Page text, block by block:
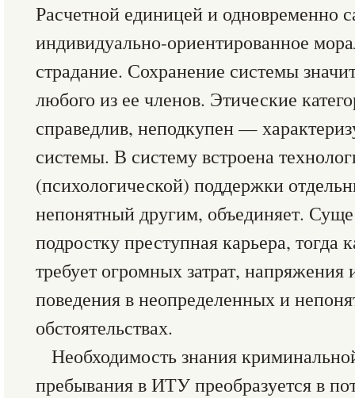
Расчетной единицей и одновременно
индивидуально-ориентированное
страдание. Сохранение системы
любого из ее членов. Этические
справедлив, неподкупен —
системы. В систему встроена
(психологической) поддержки
непонятный другим, объединяет.
подростку преступная карьера, тогда
требует огромных затрат, напряжения
поведения в неопределенных и
обстоятельствах.
Необходимость знания
пребывания в ИТУ преобразуется в